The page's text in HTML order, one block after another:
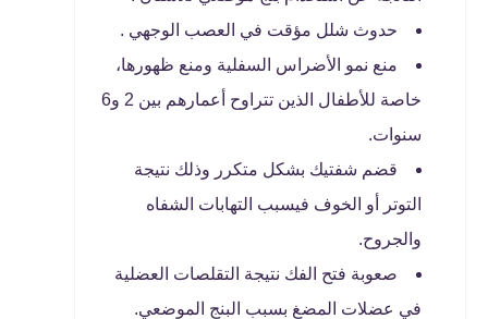
حدوث شلل مؤقت في العصب الوجهي .
منع نمو الأضراس السفلية ومنع ظهورها،
خاصة للأطفال الذين تتراوح أعمارهم بين 2 و6
سنوات.
قضم شفتيك بشكل متكرر وذلك نتيجة
التوتر أو الخوف فيسبب التهابات الشفاه
والجروح.
صعوبة فتح الفك نتيجة التقلصات العضلية
في عضلات المضغ بسبب البنج الموضعي.